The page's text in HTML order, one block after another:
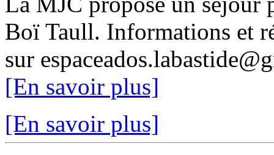
Boï Taull. Informations et
sur
[En savoir plus]
[En savoir plus]